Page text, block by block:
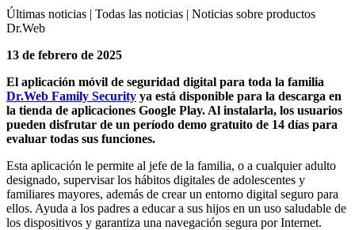
Últimas noticias | Todas las noticias | Noticias sobre productos
Dr.Web
13 de febrero de 2025
El aplicación móvil de seguridad digital para toda la familia
Dr.Web Family Security ya está disponible para la descarga en
la tienda de aplicaciones Google Play. Al instalarla, los usuarios
pueden disfrutar de un período demo gratuito de 14 días para
evaluar todas sus funciones.
Esta aplicación le permite al jefe de la familia, o a cualquier adulto
designado, supervisar los hábitos digitales de adolescentes y
familiares mayores, además de crear un entorno digital seguro para
ellos. Ayuda a los padres a educar a sus hijos en un uso saludable de
los dispositivos y garantiza una navegación segura por Internet.